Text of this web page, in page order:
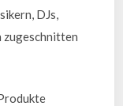
DJs,
zugeschnitten